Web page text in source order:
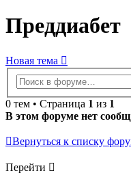
Преддиабет
Новая тема
0 тем • Страница 1 из 1
В этом форуме нет
Вернуться к списку
Перейти